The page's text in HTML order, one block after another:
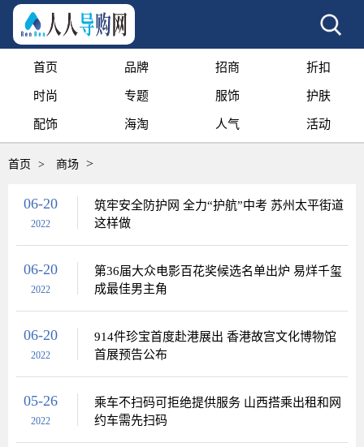
首页 品牌 招商 折扣
时尚 专题 服饰 护肤
配饰 海淘 人气 活动
首页 > 商场 >
06-20
2022
筑牢安全防护网 全力“护航”中考 苏州太平街道
这样做
06-20
2022
第36届大众电影百花奖候选名单出炉 易烊千玺
成最佳男主角
06-20
2022
914件珍宝首度赴港展出 香港故宫文化博物馆
首展预告公布
05-26
2022
乘车不扫码可拒绝提供服务 山西搭乘出租和网
约车需先扫码